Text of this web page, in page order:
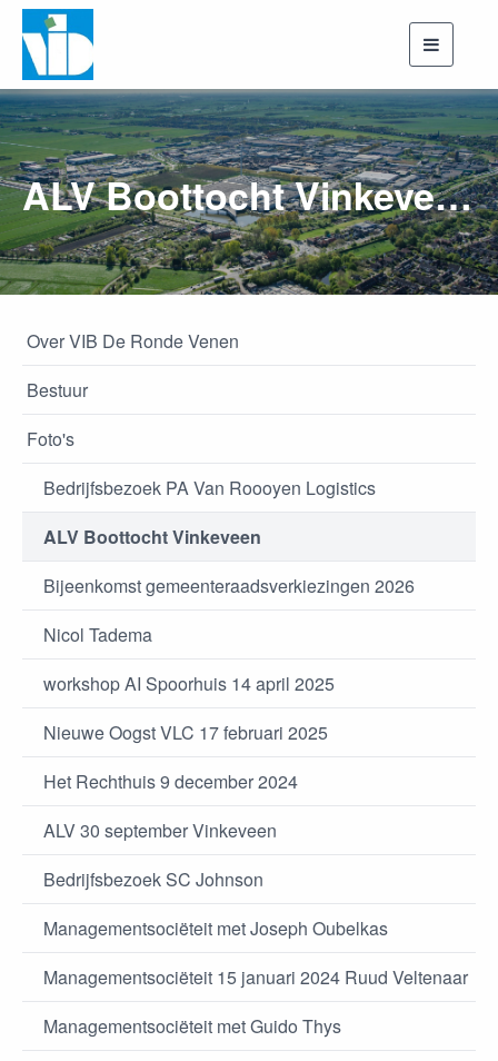
Toggle
ALV Boottocht Vinkeveen
Over VIB De Ronde Venen
Bestuur
Foto's
Bedrijfsbezoek PA Van Roooyen Logistics
ALV Boottocht Vinkeveen
Bijeenkomst gemeenteraadsverkiezingen 2026
Nicol Tadema
workshop AI Spoorhuis 14 april 2025
Nieuwe Oogst VLC 17 februari 2025
Het Rechthuis 9 december 2024
ALV 30 september Vinkeveen
Bedrijfsbezoek SC Johnson
Managementsociëteit met Joseph Oubelkas
Managementsociëteit 15 januari 2024 Ruud Veltenaar
Managementsociëteit met Guido Thys